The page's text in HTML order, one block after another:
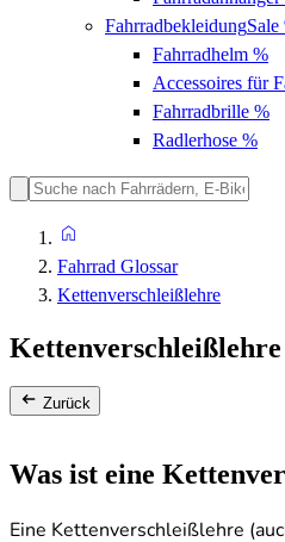
FahrradbekleidungSale
Fahrradhelm %
Accessoires für
Fahrradbrille %
Radlerhose %
Fahrrad Glossar
Kettenverschleißlehre
Kettenverschleißlehre
Zurück
Was ist eine
Eine Kettenverschleißlehre